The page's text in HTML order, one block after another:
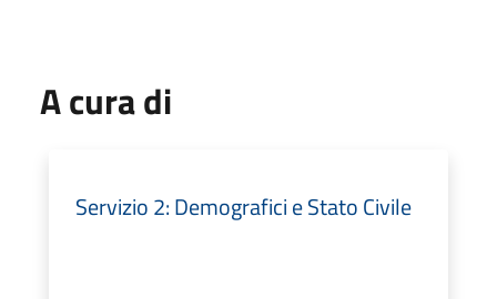
A cura di
Servizio 2: Demografici e Stato Civile